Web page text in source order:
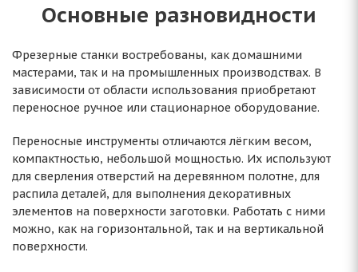
Основные разновидности
Фрезерные станки востребованы, как домашними
мастерами, так и на промышленных производствах. В
зависимости от области использования приобретают
переносное ручное или стационарное оборудование.
Переносные инструменты отличаются лёгким весом,
компактностью, небольшой мощностью. Их используют
для сверления отверстий на деревянном полотне, для
распила деталей, для выполнения декоративных
элементов на поверхности заготовки. Работать с ними
можно, как на горизонтальной, так и на вертикальной
поверхности.